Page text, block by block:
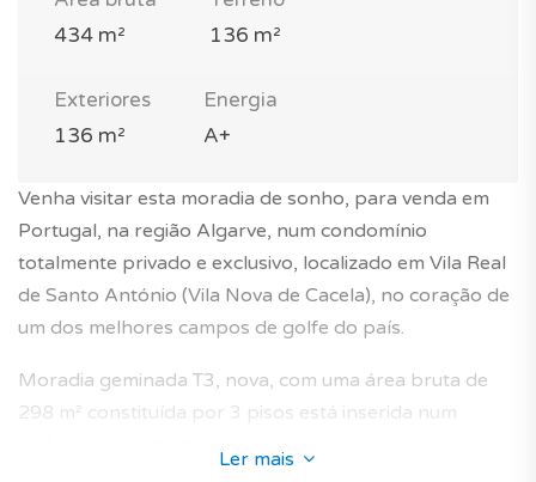
434 m²
136 m²
Exteriores
136 m²
Energia
A+
Venha visitar esta moradia de sonho, para venda em
Portugal, na região Algarve, num condomínio
totalmente privado e exclusivo, localizado em Vila Real
de Santo António (Vila Nova de Cacela), no coração de
um dos melhores campos de golfe do país.
Moradia geminada T3, nova, com uma área bruta de
298 m² constituída por 3 pisos está inserida num
Ler mais